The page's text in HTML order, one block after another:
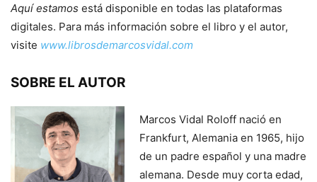
Aquí estamos está disponible en todas las plataformas
digitales. Para más información sobre el libro y el autor,
visite www.librosdemarcosvidal.com
SOBRE EL AUTOR
Marcos Vidal Roloff nació en
Frankfurt, Alemania en 1965, hijo
de un padre español y una madre
alemana. Desde muy corta edad,